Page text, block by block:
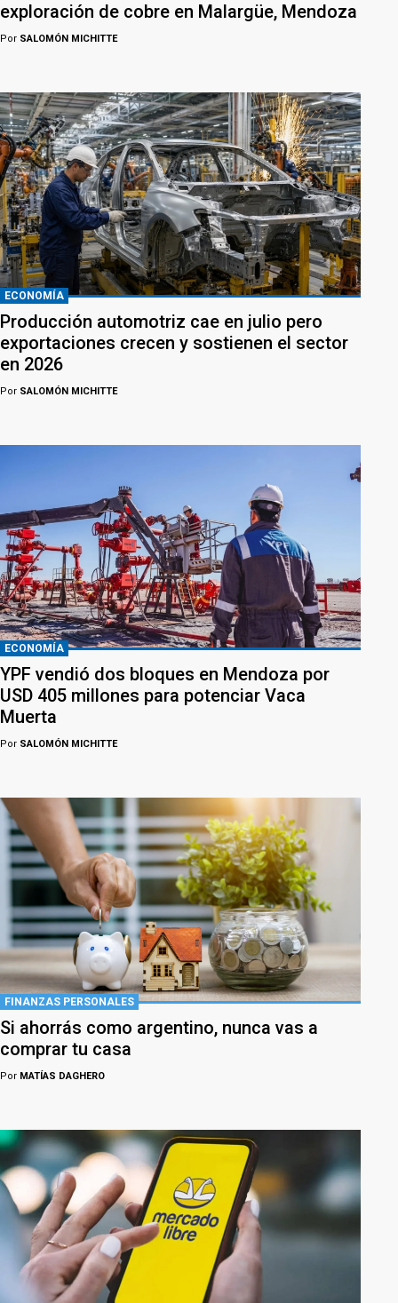
exploración de cobre en Malargüe, Mendoza
Por SALOMÓN MICHITTE
ECONOMÍA
Producción automotriz cae en julio pero
exportaciones crecen y sostienen el sector
en 2026
Por SALOMÓN MICHITTE
ECONOMÍA
YPF vendió dos bloques en Mendoza por
USD 405 millones para potenciar Vaca
Muerta
Por SALOMÓN MICHITTE
FINANZAS PERSONALES
Si ahorrás como argentino, nunca vas a
comprar tu casa
Por MATÍAS DAGHERO